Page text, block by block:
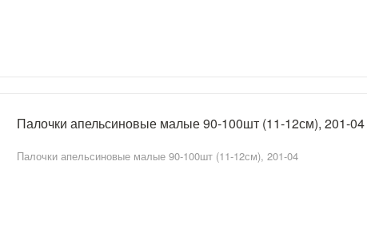
Палочки апельсиновые малые 90-100шт (11-12см), 201-04
Палочки апельсиновые малые 90-100шт (11-12см), 201-04